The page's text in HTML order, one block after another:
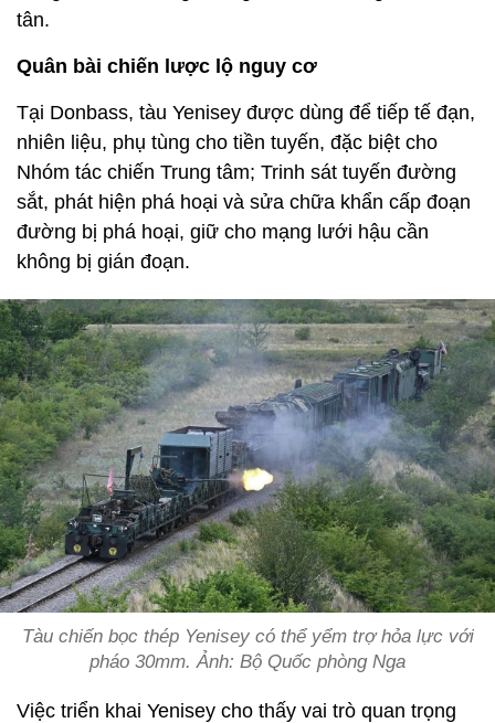
tân.
Quân bài chiến lược lộ nguy cơ
Tại Donbass, tàu Yenisey được dùng để tiếp tế đạn,
nhiên liệu, phụ tùng cho tiền tuyến, đặc biệt cho
Nhóm tác chiến Trung tâm; Trinh sát tuyến đường
sắt, phát hiện phá hoại và sửa chữa khẩn cấp đoạn
đường bị phá hoại, giữ cho mạng lưới hậu cần
không bị gián đoạn.
Tàu chiến bọc thép Yenisey có thể yểm trợ hỏa lực với
pháo 30mm. Ảnh: Bộ Quốc phòng Nga
Việc triển khai Yenisey cho thấy vai trò quan trọng